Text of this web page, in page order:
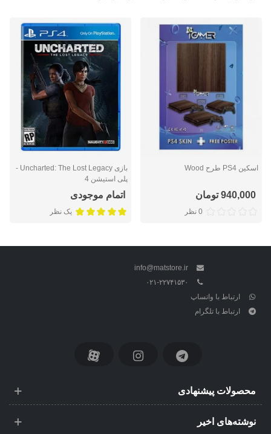
اسکین PS4 طرح Wood
940,000 تومان
0 نظر
بازی Uncharted: The Lost Legacy -
پلی استیشن 4
اتمام موجودی
یک نظر
info@matstore.ir
۰۲۱-۲۲۷۴۱۵۳۰
ارتباط با واتساپ
ارتباط با تلگرام
محصولات پیشنهادی
نوشته‌های اخیر